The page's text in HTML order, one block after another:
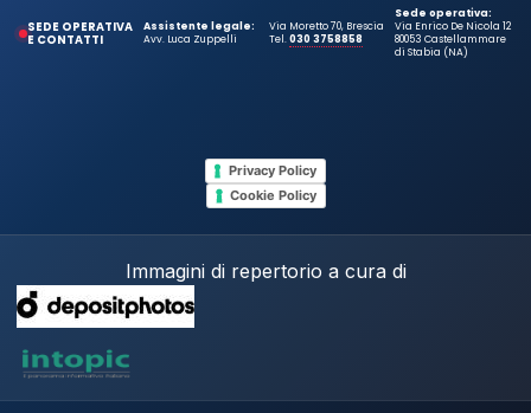
SEDE OPERATIVA
E CONTATTI
Assistente legale:
Avv. Luca Zuppelli
Via Moretto 70, Brescia
Tel.030 3758858
Sede operativa:
Via Enrico De Nicola 12
80053 Castellammare
di Stabia (NA)
Privacy Policy
Cookie Policy
Immagini di repertorio a cura di